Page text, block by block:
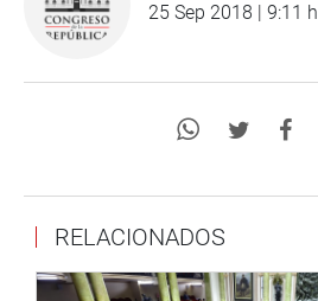
25 Sep 2018 | 9:11 h
RELACIONADOS